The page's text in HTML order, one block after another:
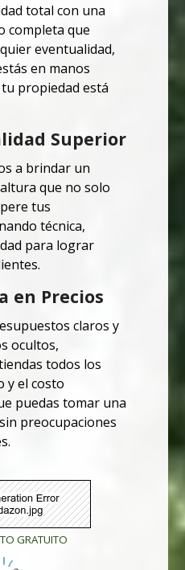
total con una
completa que
eventualidad,
en manos
propiedad está
Superior
a brindar un
que no solo
tus
técnica,
para lograr
en Precios
claros y
ocultos,
todos los
y el costo
puedas tomar una
preocupaciones
GRATUITO